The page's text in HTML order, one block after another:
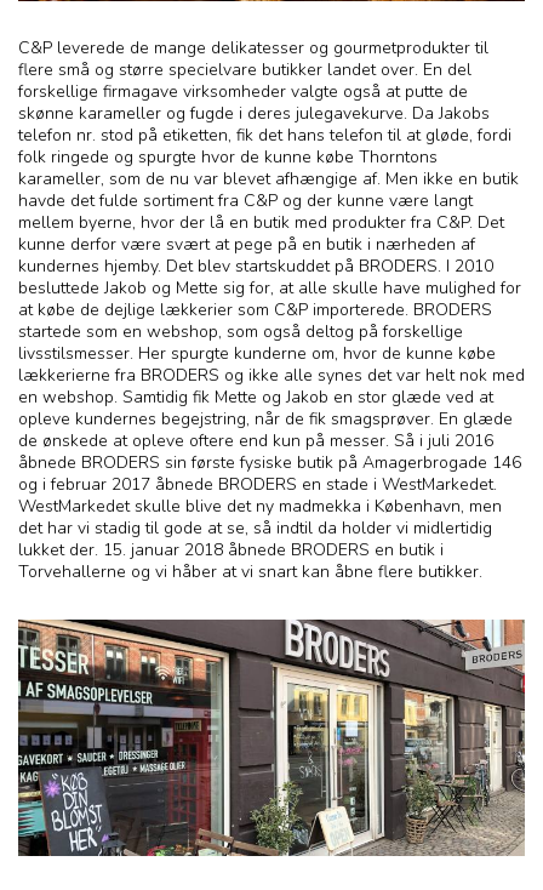
C&P leverede de mange delikatesser og gourmetprodukter til
flere små og større specielvare butikker landet over. En del
forskellige firmagave virksomheder valgte også at putte de
skønne karameller og fugde i deres julegavekurve. Da Jakobs
telefon nr. stod på etiketten, fik det hans telefon til at gløde, fordi
folk ringede og spurgte hvor de kunne købe Thorntons
karameller, som de nu var blevet afhængige af. Men ikke en butik
havde det fulde sortiment fra C&P og der kunne være langt
mellem byerne, hvor der lå en butik med produkter fra C&P. Det
kunne derfor være svært at pege på en butik i nærheden af
kundernes hjemby. Det blev startskuddet på BRODERS. I 2010
besluttede Jakob og Mette sig for, at alle skulle have mulighed for
at købe de dejlige lækkerier som C&P importerede. BRODERS
startede som en webshop, som også deltog på forskellige
livsstilsmesser. Her spurgte kunderne om, hvor de kunne købe
lækkerierne fra BRODERS og ikke alle synes det var helt nok med
en webshop. Samtidig fik Mette og Jakob en stor glæde ved at
opleve kundernes begejstring, når de fik smagsprøver. En glæde
de ønskede at opleve oftere end kun på messer. Så i juli 2016
åbnede BRODERS sin første fysiske butik på Amagerbrogade 146
og i februar 2017 åbnede BRODERS en stade i WestMarkedet.
WestMarkedet skulle blive det ny madmekka i København, men
det har vi stadig til gode at se, så indtil da holder vi midlertidig
lukket der. 15. januar 2018 åbnede BRODERS en butik i
Torvehallerne og vi håber at vi snart kan åbne flere butikker.